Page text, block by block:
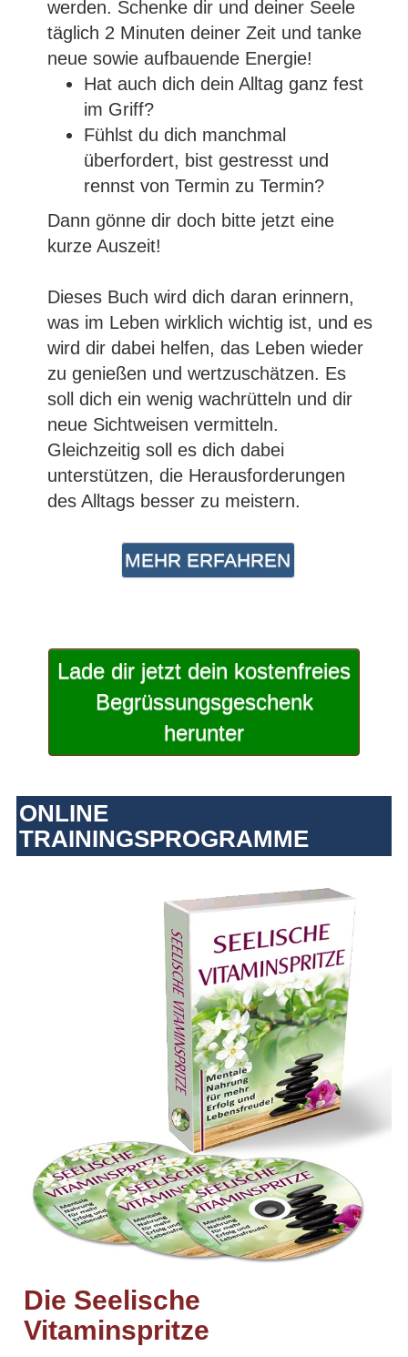
werden. Schenke dir und deiner Seele
täglich 2 Minuten deiner Zeit und tanke
neue sowie aufbauende Energie!
Hat auch dich dein Alltag ganz fest
im Griff?
Fühlst du dich manchmal
überfordert, bist gestresst und
rennst von Termin zu Termin?
Dann gönne dir doch bitte jetzt eine
kurze Auszeit!
Dieses Buch wird dich daran erinnern,
was im Leben wirklich wichtig ist, und es
wird dir dabei helfen, das Leben wieder
zu genießen und wertzuschätzen. Es
soll dich ein wenig wachrütteln und dir
neue Sichtweisen vermitteln.
Gleichzeitig soll es dich dabei
unterstützen, die Herausforderungen
des Alltags besser zu meistern.
MEHR ERFAHREN
Lade dir jetzt dein kostenfreies
Begrüssungsgeschenk
herunter
ONLINE
TRAININGSPROGRAMME
Die Seelische
Vitaminspritze